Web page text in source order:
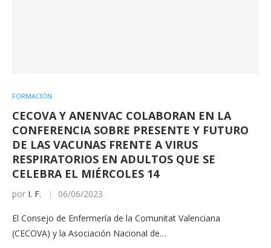
FORMACIÓN
CECOVA Y ANENVAC COLABORAN EN LA
CONFERENCIA SOBRE PRESENTE Y FUTURO
DE LAS VACUNAS FRENTE A VIRUS
RESPIRATORIOS EN ADULTOS QUE SE
CELEBRA EL MIÉRCOLES 14
por I. F. 06/06/2023
El Consejo de Enfermería de la Comunitat Valenciana
(CECOVA) y la Asociación Nacional de…